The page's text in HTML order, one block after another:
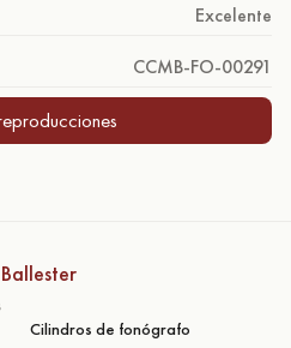
Excelente
CCMB-FO-00291
Cilindros de fonógrafo